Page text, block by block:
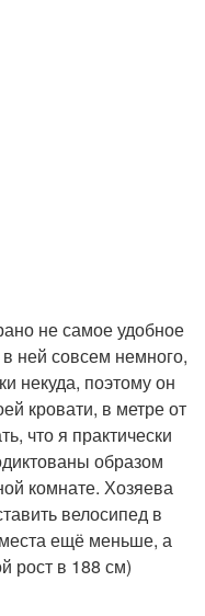
не самое удобное
ней совсем немного,
некуда, поэтому он
кровати, в метре от
что я практически
образом
комнате. Хозяева
велосипед в
ещё меньше, а
рост в 188 см)